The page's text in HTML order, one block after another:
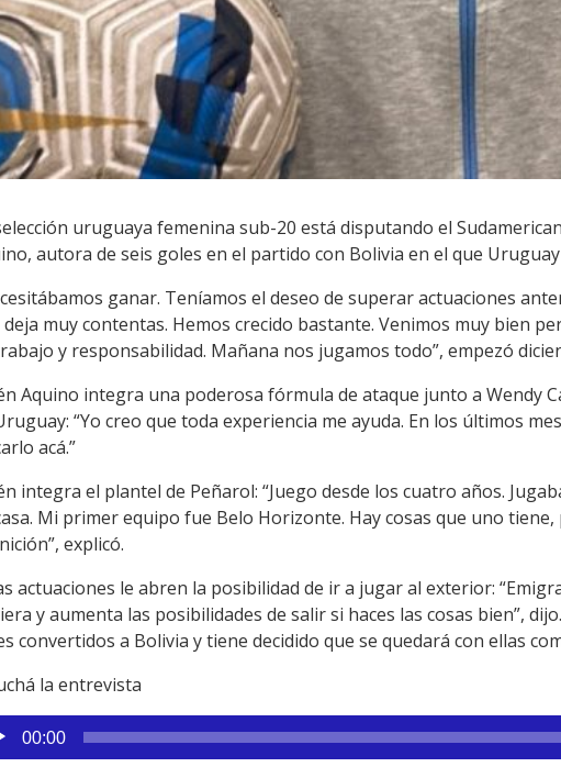
uruguaya femenina sub-20 está disputando el
autora de seis goles en el partido con Bolivia en el que
ganar. Teníamos el deseo de superar actuaciones
deja muy contentas. Hemos crecido bastante. Venimos muy bien
y responsabilidad. Mañana nos jugamos todo”, empezó
Aquino integra una poderosa fórmula de ataque junto a Wendy
“Yo creo que toda experiencia me ayuda. En los últimos
acá.”
integra el plantel de Peñarol: “Juego desde los cuatro años.
Mi primer equipo fue Belo Horizonte. Hay cosas que uno
explicó.
actuaciones le abren la posibilidad de ir a jugar al exterior:
y aumenta las posibilidades de salir si haces las cosas bien”,
convertidos a Bolivia y tiene decidido que se quedará con ellas
la entrevista
00:00